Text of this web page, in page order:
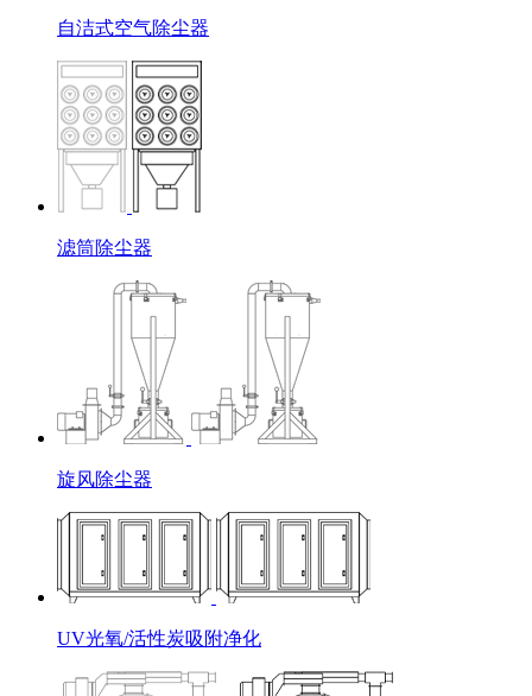
自洁式空气除尘器
滤筒除尘器
旋风除尘器
UV光氧/活性炭吸附净化